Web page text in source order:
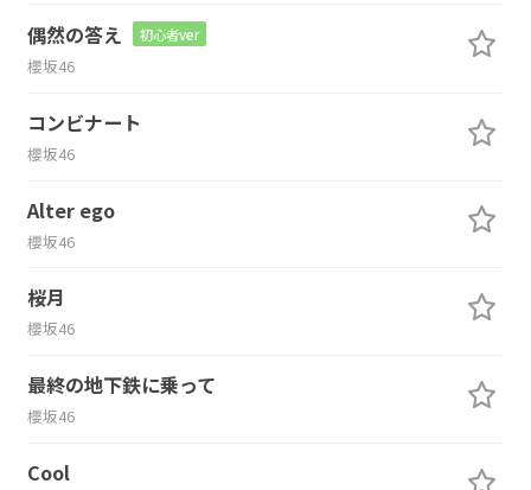
偶然の答え 初心者ver
櫻坂46
コンビナート
櫻坂46
Alter ego
櫻坂46
桜月
櫻坂46
最終の地下鉄に乗って
櫻坂46
Cool